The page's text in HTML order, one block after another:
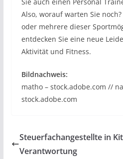
Sie auch einen Personal
Also, worauf warten Sie
oder mehrere dieser
entdecken Sie eine neue
Aktivität und Fitness.
Bildnachweis:
matho – stock.adobe.com //
stock.adobe.com
Steuerfachangestellte in
Verantwortung